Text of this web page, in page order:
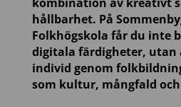
hållbarhet. På
Folkhögskola får du inte
digitala färdigheter, utan
individ genom
som kultur, mångfald